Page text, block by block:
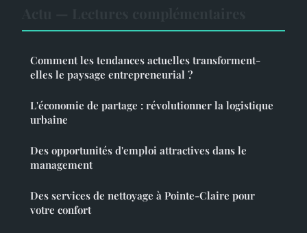
Comment les tendances actuelles transforment-
elles le paysage entrepreneurial ?
L'économie de partage : révolutionner la logistique
urbaine
Des opportunités d'emploi attractives dans le
management
Des services de nettoyage à Pointe-Claire pour
votre confort